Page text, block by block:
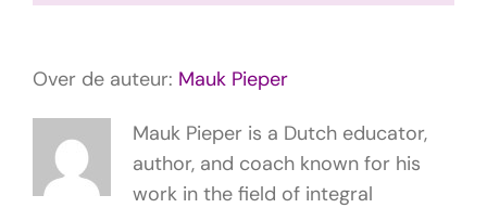
Over de auteur: Mauk Pieper
Mauk Pieper is a Dutch educator,
author, and coach known for his
work in the field of integral